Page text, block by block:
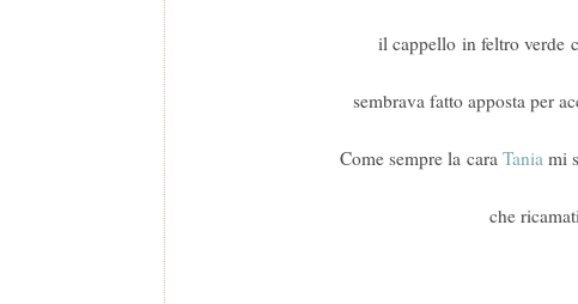
il cappello in feltro verde
sembrava fatto apposta per
Come sempre la cara Taniami
che